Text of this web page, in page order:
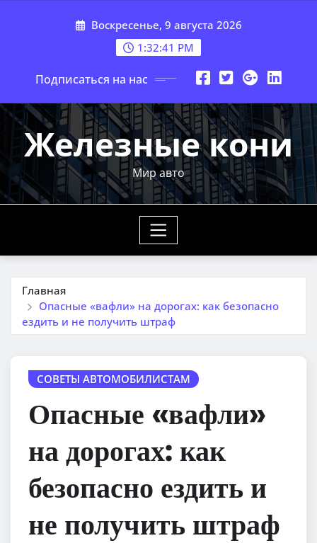
Воскресенье, 9 августа 2026
1:32:43 PM
Подписаться на нас
Железные кони
Мир авто
Главная
Опасные «вафли» на дорогах: как безопасно
ездить и не получить штраф
СОВЕТЫ АВТОМОБИЛИСТАМ
Опасные «вафли»
на дорогах: как
безопасно ездить и
не получить штраф